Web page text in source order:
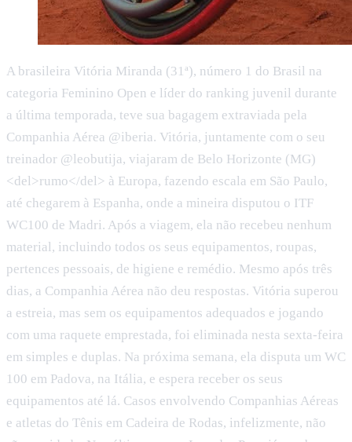
A brasileira Vitória Miranda (31ª), número 1 do Brasil na
categoria Feminino Open e líder do ranking juvenil durante
a última temporada, teve sua bagagem extraviada pela
Companhia Aérea @iberia. Vitória, juntamente com o seu
treinador @leobutija, viajaram de Belo Horizonte (MG)
<del>rumo</del> à Europa, fazendo escala em São Paulo,
até chegarem à Espanha, onde a mineira disputou o ITF
WC100 de Madri. Após a viagem, ela não recebeu nenhum
material, incluindo todos os seus equipamentos, roupas,
pertences pessoais, de higiene e remédio. Mesmo após três
dias, a Companhia Aérea não deu respostas. Vitória superou
a estreia, mas sem os equipamentos adequados e jogando
com uma raquete emprestada, foi eliminada nesta sexta-feira
em simples e duplas. Na próxima semana, ela disputa um WC
100 em Padova, na Itália, e espera receber os seus
equipamentos até lá. Casos envolvendo Companhias Aéreas
e atletas do Tênis em Cadeira de Rodas, infelizmente, não